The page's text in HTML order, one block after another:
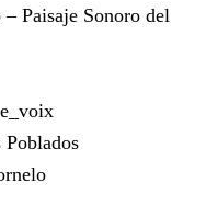
Paisaje Sonoro del
Poblados